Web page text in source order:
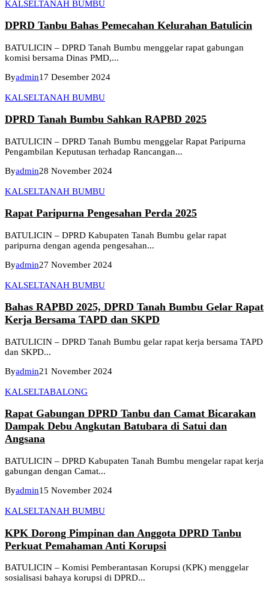
KALSELTANAH BUMBU
DPRD Tanbu Bahas Pemecahan Kelurahan Batulicin
BATULICIN – DPRD Tanah Bumbu menggelar rapat gabungan
komisi bersama Dinas PMD,...
Byadmin17 Desember 2024
KALSELTANAH BUMBU
DPRD Tanah Bumbu Sahkan RAPBD 2025
BATULICIN – DPRD Tanah Bumbu menggelar Rapat Paripurna
Pengambilan Keputusan terhadap Rancangan...
Byadmin28 November 2024
KALSELTANAH BUMBU
Rapat Paripurna Pengesahan Perda 2025
BATULICIN – DPRD Kabupaten Tanah Bumbu gelar rapat
paripurna dengan agenda pengesahan...
Byadmin27 November 2024
KALSELTANAH BUMBU
Bahas RAPBD 2025, DPRD Tanah Bumbu Gelar Rapat
Kerja Bersama TAPD dan SKPD
BATULICIN – DPRD Tanah Bumbu gelar rapat kerja bersama TAPD
dan SKPD...
Byadmin21 November 2024
KALSELTABALONG
Rapat Gabungan DPRD Tanbu dan Camat Bicarakan
Dampak Debu Angkutan Batubara di Satui dan
Angsana
BATULICIN – DPRD Kabupaten Tanah Bumbu mengelar rapat kerja
gabungan dengan Camat...
Byadmin15 November 2024
KALSELTANAH BUMBU
KPK Dorong Pimpinan dan Anggota DPRD Tanbu
Perkuat Pemahaman Anti Korupsi
BATULICIN – Komisi Pemberantasan Korupsi (KPK) menggelar
sosialisasi bahaya korupsi di DPRD...